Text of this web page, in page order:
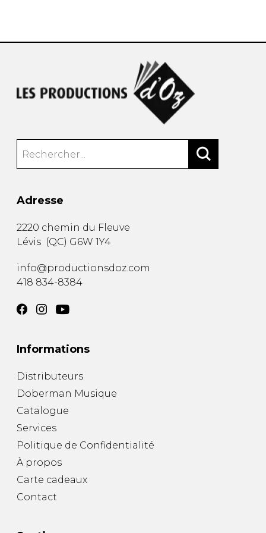
Adresse
2220 chemin du Fleuve
Lévis (QC) G6W 1Y4
info@productionsdoz.com
418 834-8384
Informations
Distributeurs
Doberman Musique
Catalogue
Services
Politique de Confidentialité
À propos
Carte cadeaux
Contact